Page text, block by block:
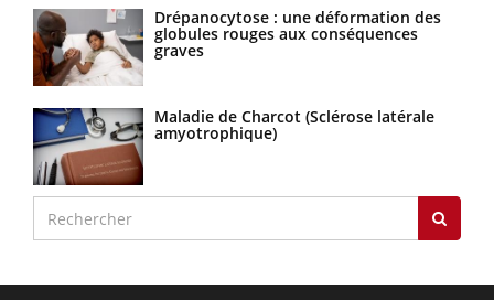
Drépanocytose : une déformation des
globules rouges aux conséquences
graves
Maladie de Charcot (Sclérose latérale
amyotrophique)